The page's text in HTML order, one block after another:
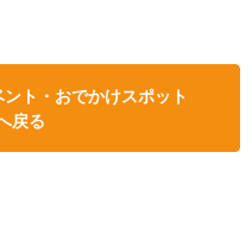
ト・おでかけスポット
戻る